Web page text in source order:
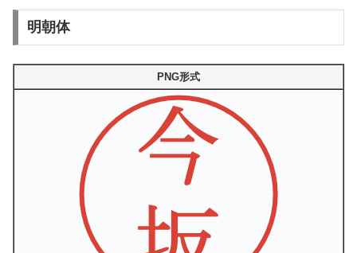
明朝体
PNG形式